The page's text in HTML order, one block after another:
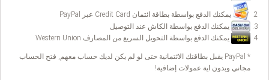
يمكنك الدفع بواسطة بطاقة ائتمان Credit Card عبر PayPal
يمكنك الدفع بواسطة الكاش عند التوصيل
يمكنك الدفع بواسطة التحويل السريع من المصارف Western Union
* PayPal يقبل بطاقتك الائتمانية حتى لو لم يكن لديك حساب معهم, فتح الحساب
مجاني وبدون اية عمولات إضافية!